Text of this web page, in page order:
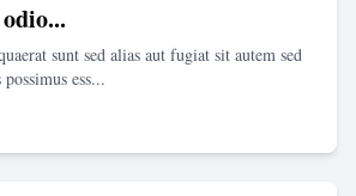
sunt sed alias aut fugiat sit autem sed
ess...